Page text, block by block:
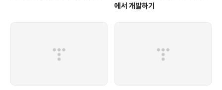
에서 개발하기